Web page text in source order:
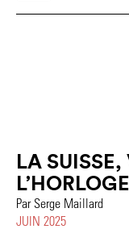
LA SUISSE,
Par Serge Maillard
JUIN 2025